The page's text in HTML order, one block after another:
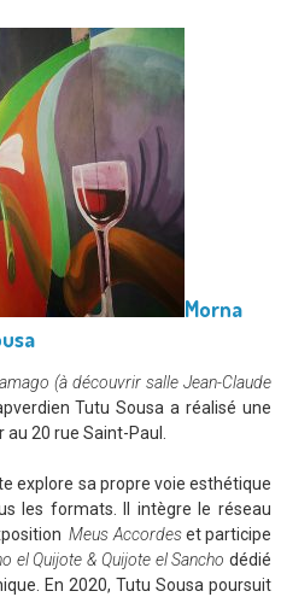
Morna
(à découvrir salle Jean-Claude
Tutu Sousa a réalisé une
20 rue Saint-Paul.
explore sa propre voie esthétique
les formats. Il intègre le réseau
Meus Accordeset participe
el Quijote & Quijote el Sancho dédié
En 2020, Tutu Sousa poursuit